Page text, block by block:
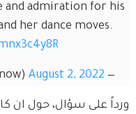
and admiration for his
her dance moves.
— Entertainment Tonight (@etnow)
August 2, 2022
ورداً على سؤال، حول ان